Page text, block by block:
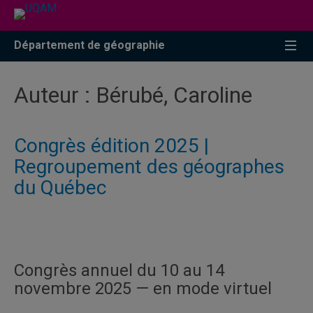
Accéder
recherche
Accéder
menu
pricipal
Accéder
zone
Département de géographie
Auteur : Bérubé, Caroline
Congrès édition 2025 |
Regroupement des géographes
du Québec
Congrès annuel du 10 au 14
novembre 2025 — en mode virtuel